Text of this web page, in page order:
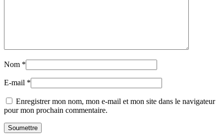
Nom *
E-mail *
Enregistrer mon nom, mon e-mail et mon site dans le navigateur
pour mon prochain commentaire.